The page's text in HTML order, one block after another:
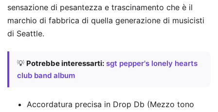
sensazione di pesantezza e trascinamento che è il
marchio di fabbrica di quella generazione di musicisti
di Seattle.
💡 Potrebbe interessarti: sgt pepper's lonely hearts
club band album
Accordatura precisa in Drop Db (Mezzo tono